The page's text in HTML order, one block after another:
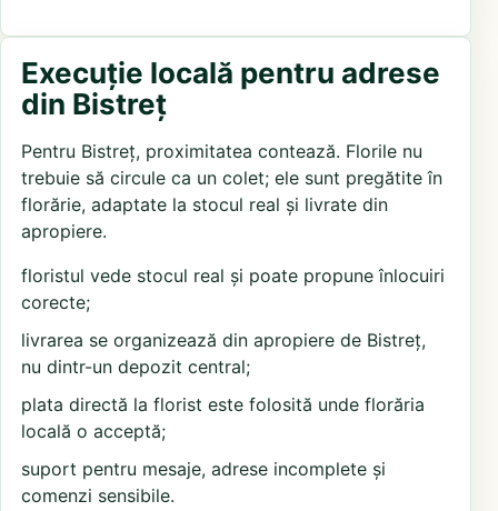
Execuție locală pentru adrese
din Bistreț
Pentru Bistreț, proximitatea contează. Florile nu
trebuie să circule ca un colet; ele sunt pregătite în
florărie, adaptate la stocul real și livrate din
apropiere.
floristul vede stocul real și poate propune înlocuiri
corecte;
livrarea se organizează din apropiere de Bistreț,
nu dintr-un depozit central;
plata directă la florist este folosită unde florăria
locală o acceptă;
suport pentru mesaje, adrese incomplete și
comenzi sensibile.